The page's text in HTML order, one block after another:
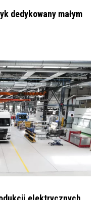
dedykowany małym